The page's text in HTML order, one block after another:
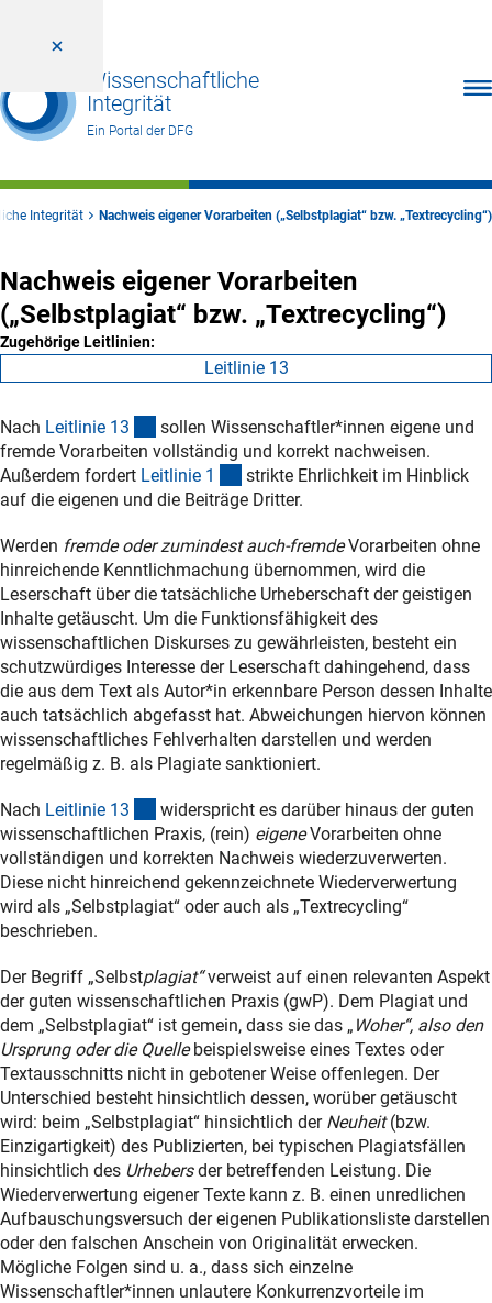
Wissenschaftliche
Integrität
Ein Portal der DFG
Integrität Nachweis eigener Vorarbeiten („Selbstplagiat“ bzw. „Textrecycling“)
Nachweis eigener Vorarbeiten
(„Selbstplagiat“ bzw. „Textrecycling“)
Zugehörige Leitlinien:
Leitlinie 13
Nach Leitlinie 13 (interner Link)
sollen Wissenschaftler*innen eigene und
fremde Vorarbeiten vollständig und korrekt nachweisen.
Außerdem fordert Leitlinie 1 (interner Link)
strikte Ehrlichkeit im Hinblick
auf die eigenen und die Beiträge Dritter.
Werden fremde oder zumindest auch-fremdeVorarbeiten ohne
hinreichende Kenntlichmachung übernommen, wird die
Leserschaft über die tatsächliche Urheberschaft der geistigen
Inhalte getäuscht. Um die Funktionsfähigkeit des
wissenschaftlichen Diskurses zu gewährleisten, besteht ein
schutzwürdiges Interesse der Leserschaft dahingehend, dass
die aus dem Text als Autor*in erkennbare Person dessen Inhalte
auch tatsächlich abgefasst hat. Abweichungen hiervon können
wissenschaftliches Fehlverhalten darstellen und werden
regelmäßig z. B. als Plagiate sanktioniert.
Nach Leitlinie 13 (interner Link)
widerspricht es darüber hinaus der guten
wissenschaftlichen Praxis, (rein) eigeneVorarbeiten ohne
vollständigen und korrekten Nachweis wiederzuverwerten.
Diese nicht hinreichend gekennzeichnete Wiederverwertung
wird als „Selbstplagiat“ oder auch als „Textrecycling“
beschrieben.
Der Begriff „Selbstplagiat“verweist auf einen relevanten Aspekt
der guten wissenschaftlichen Praxis (gwP). Dem Plagiat und
dem „Selbstplagiat“ ist gemein, dass sie das „ Woher“, also den
Ursprung oder die Quellebeispielsweise eines Textes oder
Textausschnitts nicht in gebotener Weise offenlegen. Der
Unterschied besteht hinsichtlich dessen, worüber getäuscht
wird: beim „Selbstplagiat“ hinsichtlich der Neuheit(bzw.
Einzigartigkeit) des Publizierten, bei typischen Plagiatsfällen
hinsichtlich des Urhebersder betreffenden Leistung. Die
Wiederverwertung eigener Texte kann z. B. einen unredlichen
Aufbauschungsversuch der eigenen Publikationsliste darstellen
oder den falschen Anschein von Originalität erwecken.
Mögliche Folgen sind u. a., dass sich einzelne
Wissenschaftler*innen unlautere Konkurrenzvorteile im